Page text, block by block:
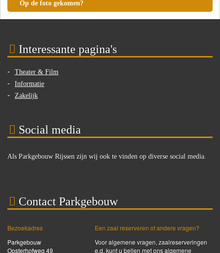
Op de foto gekomen?
Interessante pagina's
Theater & Film
Informatie
Zakelijk
Social media
Als Parkgebouw Rijssen zijn wij ook te vinden op diverse social media.
Contact Parkgebouw
Bezoekadres
Parkgebouw
Oosterhofweg 49
Een zaal reserveren of andere vragen?
Voor algemene vragen, zaalreserveringen
e.d. kunt u bellen met ons algemene